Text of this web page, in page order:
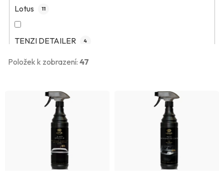
Lotus 11
TENZI DETAILER 4
Položek k zobrazení: 47